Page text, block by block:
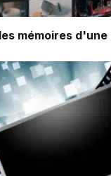
mémoires